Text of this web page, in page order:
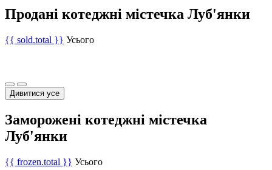
Продані котеджні містечка Луб'янки
{{ sold.total }} Усього
Дивитися усе
Заморожені котеджні містечка
Луб'янки
{{ frozen.total }} Усього